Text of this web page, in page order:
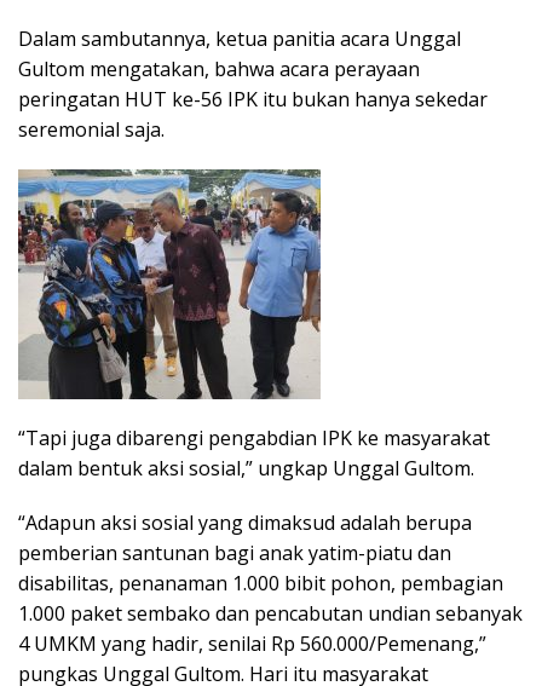
Dalam sambutannya, ketua panitia acara Unggal
Gultom mengatakan, bahwa acara perayaan
peringatan HUT ke-56 IPK itu bukan hanya sekedar
seremonial saja.
“Tapi juga dibarengi pengabdian IPK ke masyarakat
dalam bentuk aksi sosial,” ungkap Unggal Gultom.
“Adapun aksi sosial yang dimaksud adalah berupa
pemberian santunan bagi anak yatim-piatu dan
disabilitas, penanaman 1.000 bibit pohon, pembagian
1.000 paket sembako dan pencabutan undian sebanyak
4 UMKM yang hadir, senilai Rp 560.000/Pemenang,”
pungkas Unggal Gultom. Hari itu masyarakat